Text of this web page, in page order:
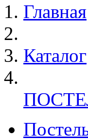
Главная
Каталог